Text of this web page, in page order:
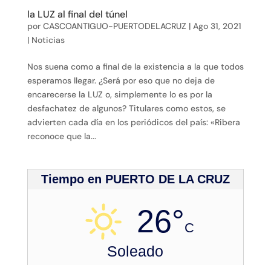
la LUZ al final del túnel
por CASCOANTIGUO-PUERTODELACRUZ | Ago 31, 2021
| Noticias
Nos suena como a final de la existencia a la que todos
esperamos llegar. ¿Será por eso que no deja de
encarecerse la LUZ o, simplemente lo es por la
desfachatez de algunos? Titulares como estos, se
advierten cada día en los periódicos del país: «Ribera
reconoce que la...
Tiempo en PUERTO DE LA CRUZ
26°C
Soleado